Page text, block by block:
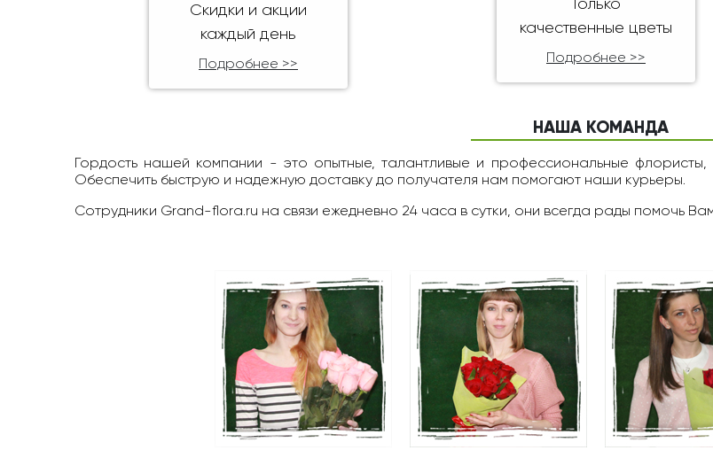
Скидки и акции
каждый день
Подробнее >>
Только
качественные цветы
Подробнее >>
НАША КОМАНДА
Гордость нашей компании - это опытные, талантливые и профессиональные
Обеспечить быструю и надежную доставку до получателя нам помогают наши курьеры.
Сотрудники Grand-flora.ru на связи ежедневно 24 чаcа в сутки, они всегда рады помочь